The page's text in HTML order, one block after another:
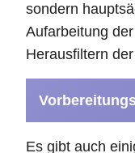
sondern
Aufarbeitung
Herausfiltern
Es gibt auch